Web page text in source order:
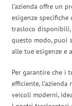
l’azienda offre un
esigenze
trasloco disponibili,
questo modo, puoi
alle tue esigenze e
Per garantire che i
efficiente,
veicoli moderni,